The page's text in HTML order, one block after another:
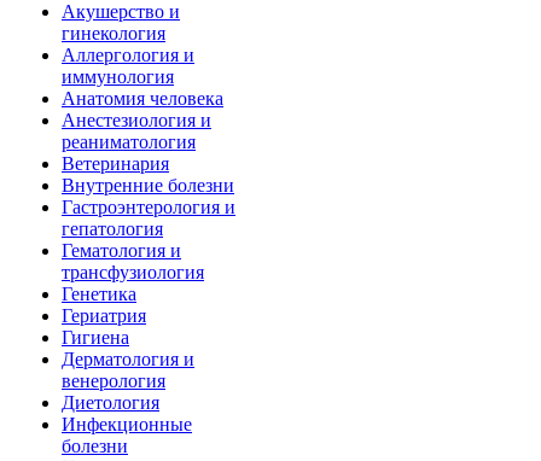
Акушерство и
гинекология
Аллергология и
иммунология
Анатомия человека
Анестезиология и
реаниматология
Ветеринария
Внутренние болезни
Гастроэнтерология и
гепатология
Гематология и
трансфузиология
Генетика
Гериатрия
Гигиена
Дерматология и
венерология
Диетология
Инфекционные
болезни